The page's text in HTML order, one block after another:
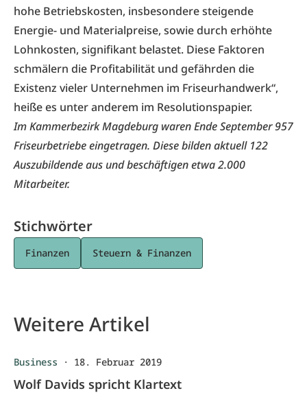
hohe Betriebskosten, insbesondere steigende
Energie- und Materialpreise, sowie durch erhöhte
Lohnkosten, signifikant belastet. Diese Faktoren
schmälern die Profitabilität und gefährden die
Existenz vieler Unternehmen im Friseurhandwerk“,
heiße es unter anderem im Resolutionspapier.
Im Kammerbezirk Magdeburg waren Ende September 957
Friseurbetriebe eingetragen. Diese bilden aktuell 122
Auszubildende aus und beschäftigen etwa 2.000
Mitarbeiter.
Stichwörter
Finanzen Steuern & Finanzen
Weitere Artikel
Business · 18. Februar 2019
Wolf Davids spricht Klartext